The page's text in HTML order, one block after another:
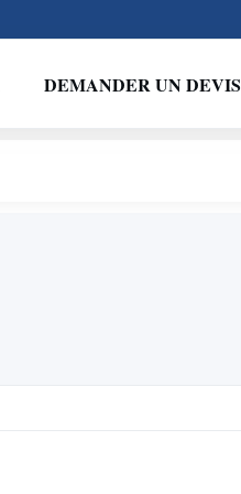
DEMANDER UN DEVIS